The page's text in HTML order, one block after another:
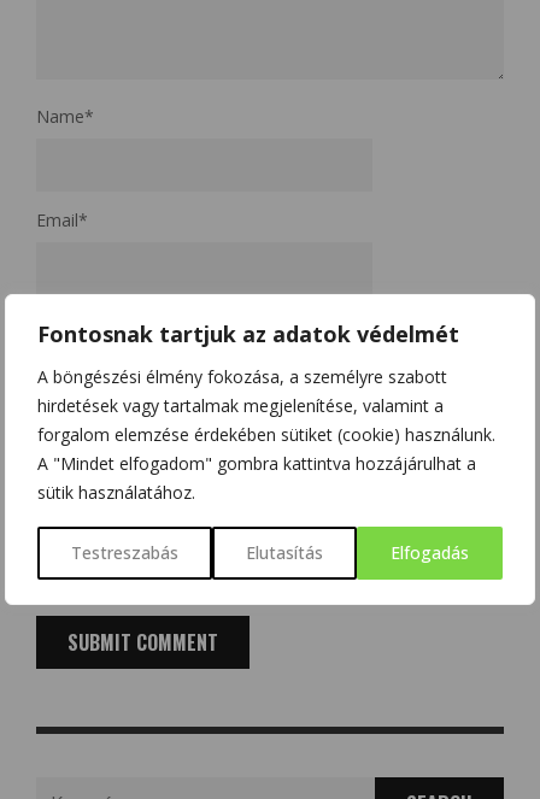
Fontosnak tartjuk az adatok védelmét
A böngészési élmény fokozása, a személyre szabott
hirdetések vagy tartalmak megjelenítése, valamint a
forgalom elemzése érdekében sütiket (cookie) használunk.
A "Mindet elfogadom" gombra kattintva hozzájárulhat a
sütik használatához.
Testreszabás Elutasítás Elfogadás
Name*
Email*
Website
A nevem, e-mail címem, és weboldalcímem mentése a
böngészőben a következő hozzászólásomhoz.
Kérjük, adja meg a választ számjegyekkel:
öt × egy =